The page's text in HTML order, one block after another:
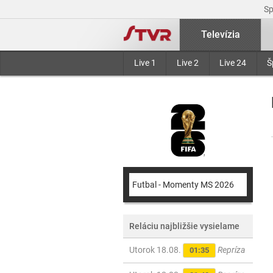
Televízia
Live 1 Live 2 Live 24
Futbal - Momenty MS 2026
Reláciu najbližšie vysielame
Utorok 18.08. 01:35 Repríza